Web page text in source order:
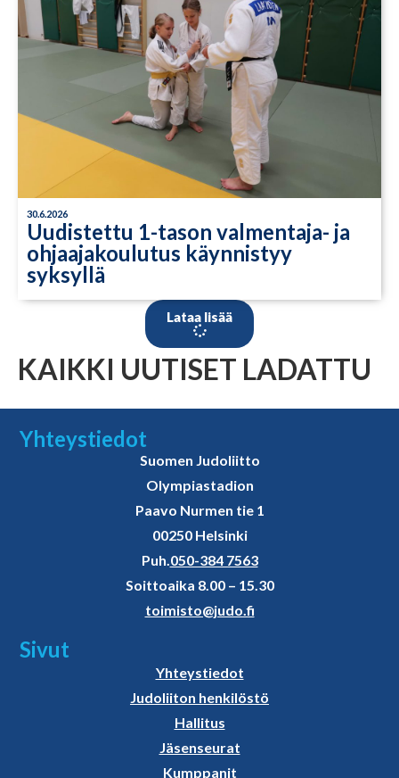
30.6.2026
Uudistettu 1-tason valmentaja- ja
ohjaajakoulutus käynnistyy
syksyllä
Lataa lisää
KAIKKI UUTISET LADATTU
Yhteystiedot
Suomen Judoliitto
Olympiastadion
Paavo Nurmen tie 1
00250 Helsinki
Puh.050-384 7563
Soittoaika 8.00 – 15.30
toimisto@judo.fi
Sivut
Yhteystiedot
Judoliiton henkilöstö
Hallitus
Jäsenseurat
Kumppanit